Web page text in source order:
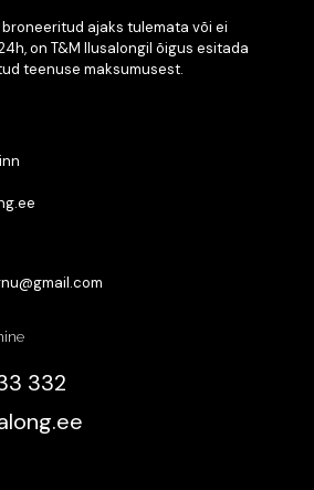
ajaks tulemata või ei
on T&M Ilusalongil õigus esitada
teenuse maksumusest.
332